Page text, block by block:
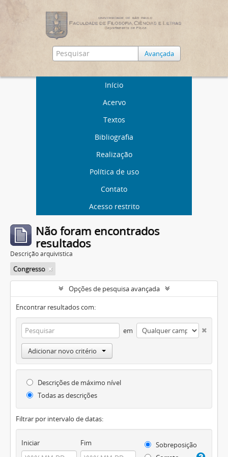
Avançada
Início
Acervo
Textos
Bibliografia
Realização
Política de uso
Contato
Acesso restrito
Não foram encontrados
resultados
Descrição arquivística
Congresso
Opções de pesquisa avançada
Encontrar resultados com:
em
Adicionar novo critério
Descrições de máximo nível
Todas as descrições
Filtrar por intervalo de datas:
Iniciar Fim
Sobreposição